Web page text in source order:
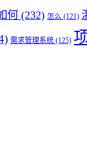
何 (232) 怎么 (121)
需求管理系统 (125)